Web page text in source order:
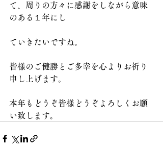
て、周りの方々に感謝をしながら意味
のある１年にし
ていきたいですね。
皆様のご健勝とご多幸を心よりお祈り
申し上げます。
本年もどうぞ皆様どうぞよろしくお願
い致します。